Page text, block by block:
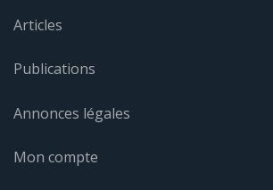
Articles
Publications
Annonces légales
Mon compte